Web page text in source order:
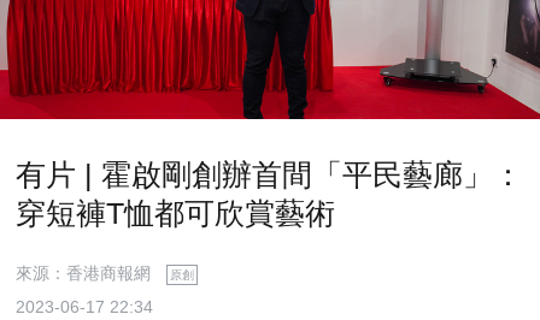
有片 | 霍啟剛創辦首間「平民藝廊」：
穿短褲T恤都可欣賞藝術
來源：香港商報網 原創
2023-06-17 22:34